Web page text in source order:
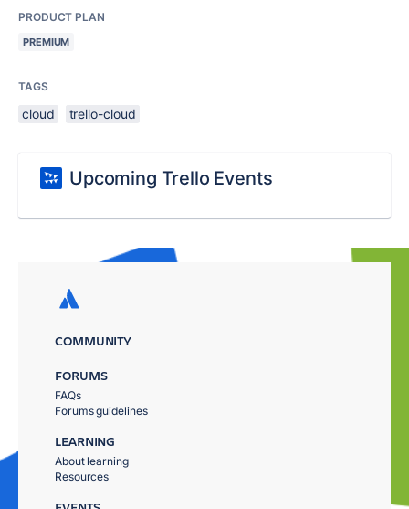
PRODUCT PLAN
PREMIUM
TAGS
cloud trello-cloud
Upcoming Trello Events
COMMUNITY
FORUMS
FAQs
Forums guidelines
LEARNING
About learning
Resources